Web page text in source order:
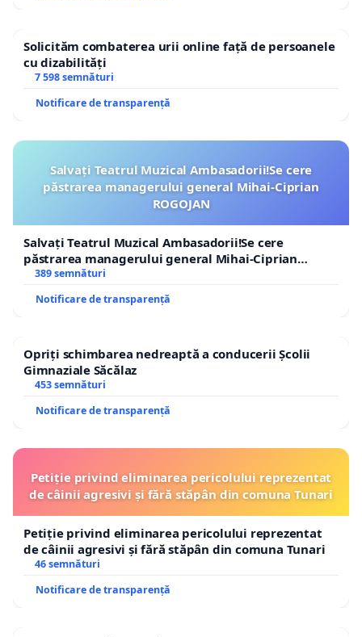
Solicităm combaterea urii online față de persoanele
cu dizabilități
7 598 semnături
Notificare de transparență
Salvați Teatrul Muzical Ambasadorii!Se cere
păstrarea managerului general Mihai-Ciprian
ROGOJAN
Salvați Teatrul Muzical Ambasadorii!Se cere
păstrarea managerului general Mihai-Ciprian
ROGOJAN
389 semnături
Notificare de transparență
Opriți schimbarea nedreaptă a conducerii Școlii
Gimnaziale Săcălaz
453 semnături
Notificare de transparență
Petiție privind eliminarea pericolului reprezentat
de câinii agresivi și fără stăpân din comuna Tunari
Petiție privind eliminarea pericolului reprezentat
de câinii agresivi și fără stăpân din comuna Tunari
46 semnături
Notificare de transparență